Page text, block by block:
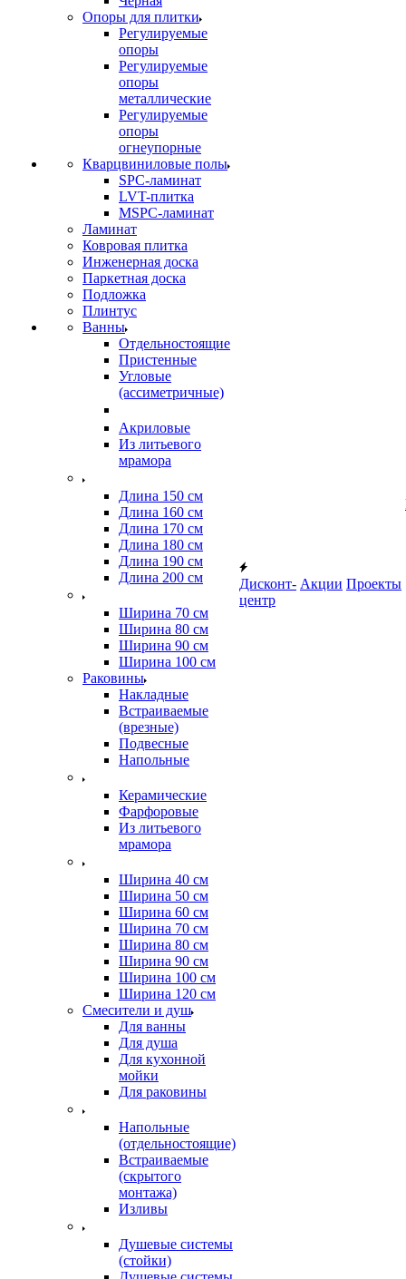
Опоры для плитки
Регулируемые
опоры
Регулируемые
опоры
металлические
Регулируемые
опоры
огнеупорные
Кварцвиниловые полы
SPC-ламинат
LVT-плитка
MSPC-ламинат
Ламинат
Ковровая плитка
Инженерная доска
Паркетная доска
Подложка
Плинтус
Ванны
Отдельностоящие
Пристенные
Угловые
(ассиметричные)
Акриловые
Из литьевого
мрамора
Длина 150 см
Длина 160 см
Длина 170 см
Длина 180 см
Длина 190 см
Длина 200 см
Ширина 70 см
Ширина 80 см
Ширина 90 см
Ширина 100 см
Раковины
Накладные
Встраиваемые
(врезные)
Подвесные
Напольные
Керамические
Фарфоровые
Из литьевого
мрамора
Ширина 40 см
Ширина 50 см
Ширина 60 см
Ширина 70 см
Ширина 80 см
Ширина 90 см
Ширина 100 см
Ширина 120 см
Смесители и душ
Для ванны
Для душа
Для кухонной
мойки
Для раковины
Напольные
(отдельностоящие)
Встраиваемые
(скрытого
монтажа)
Изливы
Душевые системы
(стойки)
Дисконт-
центр
Акции Проекты